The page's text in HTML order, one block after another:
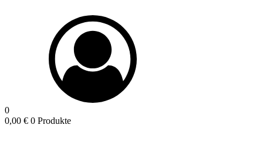
0
0,00 € 0 Produkte